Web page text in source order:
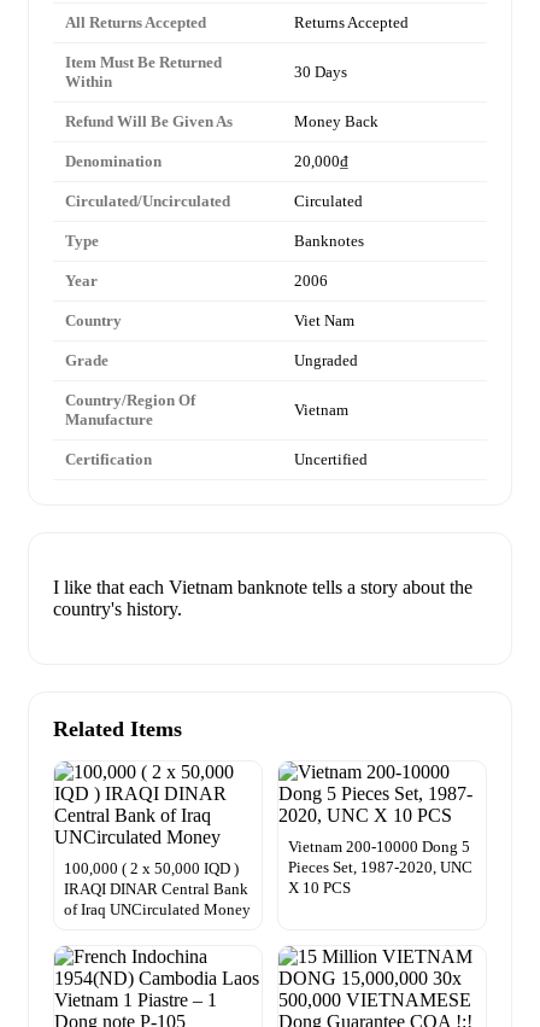
All Returns Accepted Returns Accepted
Item Must Be Returned
Within
30 Days
Refund Will Be Given As Money Back
Denomination 20,000₫
Circulated/Uncirculated Circulated
Type Banknotes
Year 2006
Country Viet Nam
Grade Ungraded
Country/Region Of
Manufacture
Vietnam
Certification Uncertified
I like that each Vietnam banknote tells a story about the
country's history.
Related Items
100,000 ( 2 x 50,000 IQD )
IRAQI DINAR Central Bank
of Iraq UNCirculated Money
Vietnam 200-10000 Dong 5
Pieces Set, 1987-2020, UNC
X 10 PCS